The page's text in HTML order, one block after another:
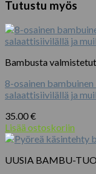
Tutustu myös
Bambusta
8-osainen
salaattisiivilällä ja
35.00€
Lisää ostoskoriin
UUSIA BAMBU-